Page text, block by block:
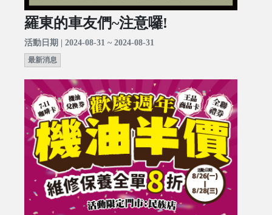
羅東的車友們~注意囉!
活動日期 | 2024-08-31 ~ 2024-08-31
最新消息